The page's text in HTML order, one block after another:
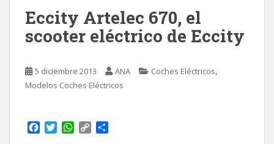
Eccity Artelec 670, el
scooter eléctrico de Eccity
5 diciembre 2013 ANA Coches Eléctricos,
Modelos Coches Eléctricos
W